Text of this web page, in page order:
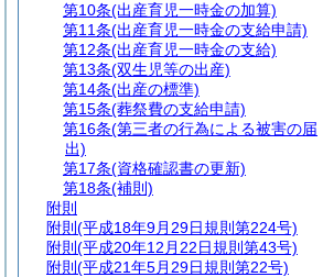
第10条(出産育児一時金の加算)
第11条(出産育児一時金の支給申請)
第12条(出産育児一時金の支給)
第13条(双生児等の出産)
第14条(出産の標準)
第15条(葬祭費の支給申請)
第16条(第三者の行為による被害の届
出)
第17条(資格確認書の更新)
第18条(補則)
附則
附則 (平成18年9月29日規則第224号)
附則 (平成20年12月22日規則第43号)
附則 (平成21年5月29日規則第22号)